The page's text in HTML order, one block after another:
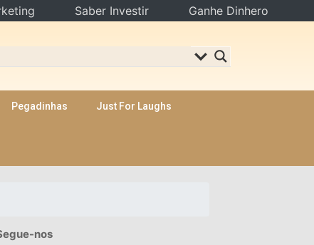
Pegadinhas Just For Laughs
nos
Saber Investir Ganhe Dinhero